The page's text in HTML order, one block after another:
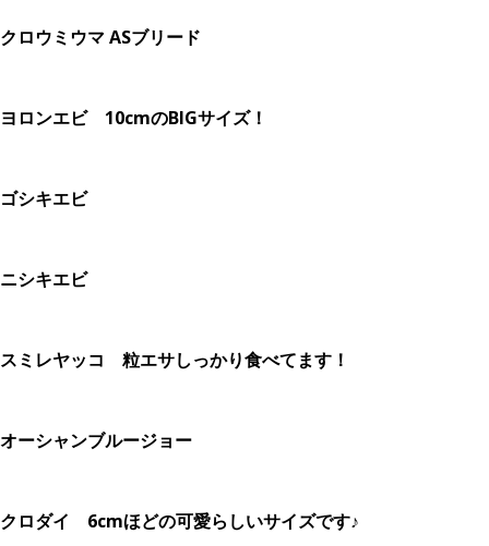
クロウミウマ ASブリード
ヨロンエビ 10cmのBIGサイズ！
ゴシキエビ
ニシキエビ
スミレヤッコ 粒エサしっかり食べてます！
オーシャンブルージョー
クロダイ 6cmほどの可愛らしいサイズです♪